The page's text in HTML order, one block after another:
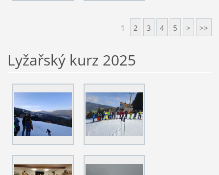
1 2 3 4 5 > >>
Lyžařský kurz 2025